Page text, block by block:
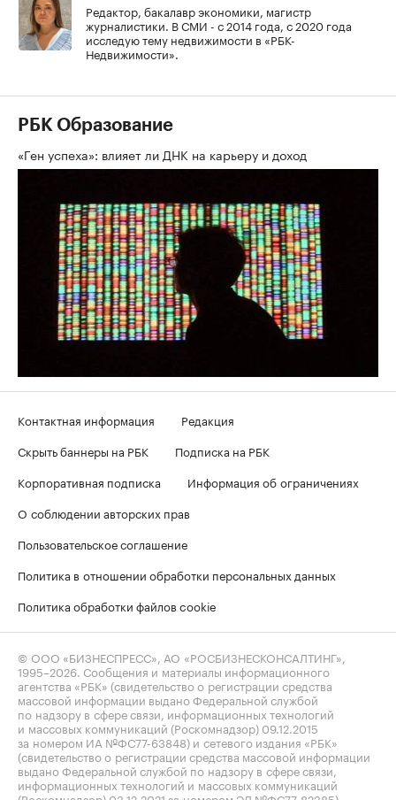
Редактор, бакалавр экономики, магистр
журналистики. В СМИ - с 2014 года, с 2020 года
исследую тему недвижимости в «РБК-
Недвижимости».
РБК Образование
«Ген успеха»: влияет ли ДНК на карьеру и доход
Контактная информация
Редакция
Скрыть баннеры на РБК
Подписка на РБК
Корпоративная подписка
Информация об ограничениях
О соблюдении авторских прав
Пользовательское соглашение
Политика в отношении обработки персональных данных
Политика обработки файлов cookie
© ООО «БИЗНЕСПРЕСС», АО «РОСБИЗНЕСКОНСАЛТИНГ»,
1995–2026 . Сообщения и материалы информационного
агентства «РБК» (свидетельство о регистрации средства
массовой информации выдано Федеральной службой
по надзору в сфере связи, информационных технологий
и массовых коммуникаций (Роскомнадзор) 09.12.2015
за номером ИА №ФС77-63848) и сетевого издания «РБК»
(свидетельство о регистрации средства массовой информации
выдано Федеральной службой по надзору в сфере связи,
информационных технологий и массовых коммуникаций